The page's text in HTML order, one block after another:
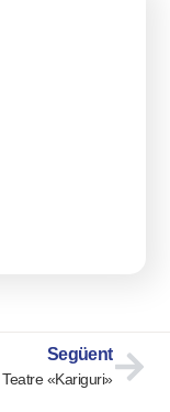
Següent
Teatre «Kariguri»